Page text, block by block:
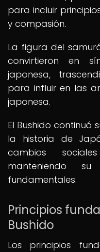
para incluir
y compasión.
La figura del
convirtieron en
japonesa,
para influir en las
japonesa.
El Bushido continuó
la historia de
cambios
manteniendo
fundamentales.
Principios
Bushido
Los principios